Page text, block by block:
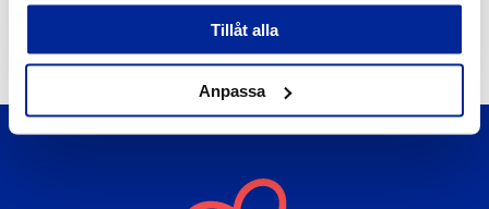
Tillåt alla
Anpassa
4.8.2026 | Nyheter